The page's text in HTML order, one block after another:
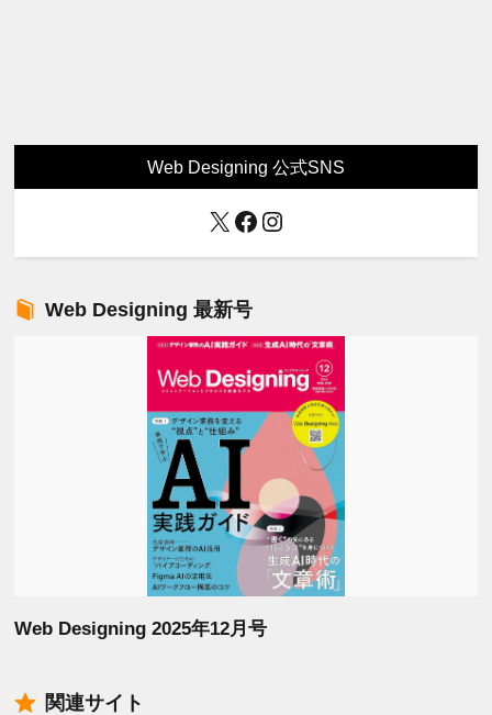
Web Designing 公式SNS
X Facebook
Instagram
Web Designing 最新号
Web Designing 2025年12月号
関連サイト